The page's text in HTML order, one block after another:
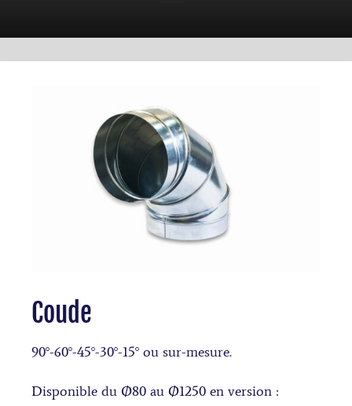
Coude
90°-60°-45°-30°-15° ou sur-mesure.
Disponible du Ø80 au Ø1250 en version :